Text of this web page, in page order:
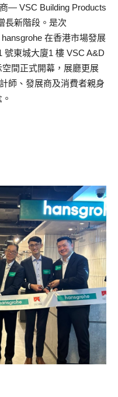
— VSC Building Products
長新階段。是次
在香港市場發展
東城大廈1 樓 VSC A&D
間正式開幕，展廳更展
師、發展商及消費者親身